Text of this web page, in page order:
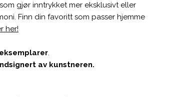
gjør inntrykket mer eksklusivt eller
Finn din favoritt som passer hjemme
her!
.
av kunstneren.